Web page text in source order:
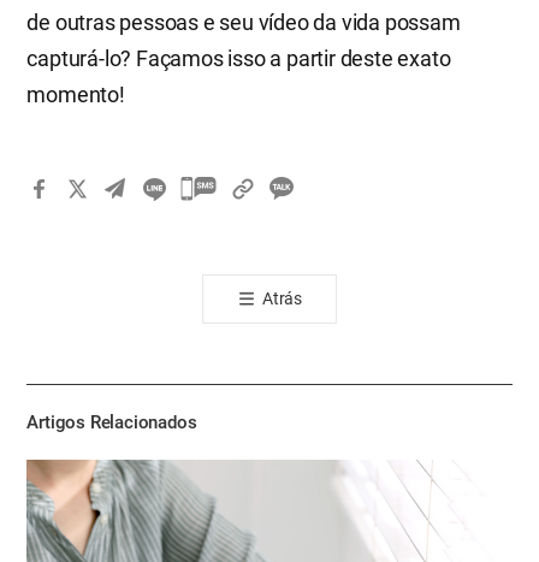
de outras pessoas e seu vídeo da vida possam
capturá-lo? Façamos isso a partir deste exato
momento!
카
톡
공
기
Atrás
Artigos Relacionados